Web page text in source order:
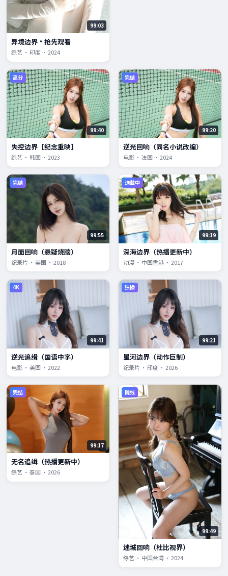
99:03
异境边界·抢先观看
综艺 · 印度 · 2024
高分
99:40
失控边界【纪念重映】
综艺 · 韩国 · 2023
完结
99:20
逆光回响（同名小说改编）
电影 · 法国 · 2024
完结
99:55
月面回响（悬疑烧脑）
纪录片 · 美国 · 2018
连载中
99:19
深海边界（热播更新中）
动漫 · 中国香港 · 2017
4K
99:41
逆光追缉（国语中字）
电影 · 美国 · 2022
独播
99:21
星河边界（动作巨制）
纪录片 · 印度 · 2026
完结
99:17
无名追缉（热播更新中）
综艺 · 泰国 · 2026
院线
99:49
迷城回响（杜比视界）
综艺 · 中国台湾 · 2024